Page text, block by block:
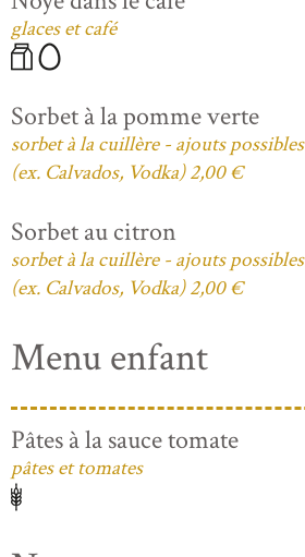
glaces et café
Sorbet à la pomme verte
sorbet à la cuillère - ajouts possibles
(ex. Calvados, Vodka) 2,00 €
Sorbet au citron
sorbet à la cuillère - ajouts possibles
(ex. Calvados, Vodka) 2,00 €
Menu enfant
Pâtes à la sauce tomate
pâtes et tomates